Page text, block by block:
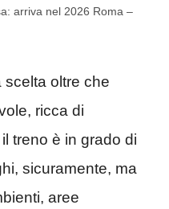
arriva nel 2026 Roma –
scelta oltre che
ricca di
treno è in grado di
sicuramente, ma
aree